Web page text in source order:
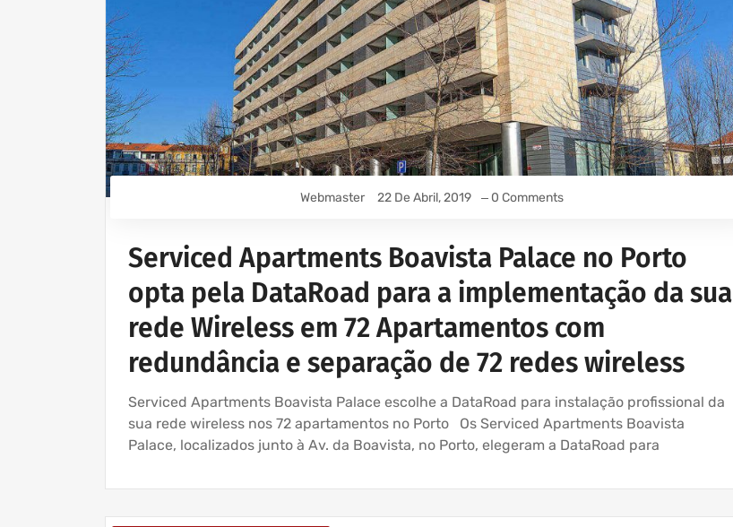
Webmaster 22 De Abril, 2019 0 Comments
Serviced Apartments Boavista Palace no Porto
opta pela DataRoad para a implementação da sua
rede Wireless em 72 Apartamentos com
redundância e separação de 72 redes wireless
Serviced Apartments Boavista Palace escolhe a DataRoad para instalação profissional da
sua rede wireless nos 72 apartamentos no Porto Os Serviced Apartments Boavista
Palace, localizados junto à Av. da Boavista, no Porto, elegeram a DataRoad para